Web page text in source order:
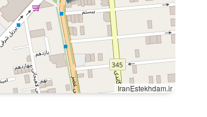
IranEstekhdam.ir